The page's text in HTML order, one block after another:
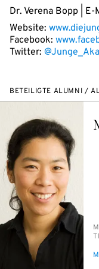
Dr. Verena Bopp | E-
Website:
Facebook:
Twitter:
BETEILIGTE ALUMNI /